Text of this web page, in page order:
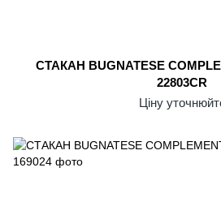
СТАКАН BUGNATESE
22803CR
Ціну